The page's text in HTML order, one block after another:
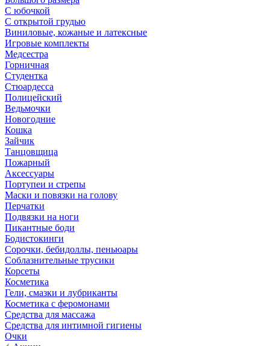
С юбочкой
С открытой грудью
Виниловые, кожаные и латексные
Игровые комплекты
Медсестра
Горничная
Студентка
Стюардесса
Полицейский
Ведьмочки
Новогодние
Кошка
Зайчик
Танцовщица
Пожарный
Аксессуары
Портупеи и стрепы
Маски и повязки на голову
Перчатки
Подвязки на ноги
Пикантные боди
Бодистокинги
Сорочки, бебидоллы, пеньюары
Соблазнительные трусики
Корсеты
Косметика
Гели, смазки и лубриканты
Косметика с феромонами
Средства для массажа
Средства для интимной гигиены
Очки